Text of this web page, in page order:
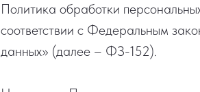
Политика обработки
соответствии с Федеральным
данных» (далее – ФЗ-152).